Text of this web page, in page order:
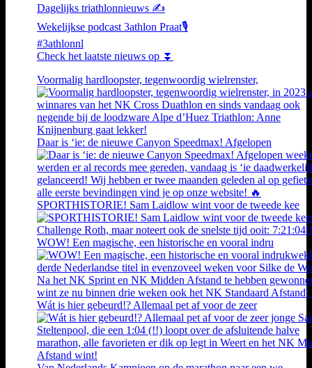
Dagelijks triathlonnieuws ✍️
Wekelijkse podcast 3athlon Praat🎙️
#3athlonnl
Check het laatste nieuws op ⏬
Voormalig hardloopster, tegenwoordig wielrenster,
Daar is ‘ie: de nieuwe Canyon Speedmax! Afgelopen
SPORTHISTORIE! Sam Laidlow wint voor de tweede kee
WOW! Een magische, een historische en vooral indru
Wát is hier gebeurd!? Allemaal pet af voor de zeer